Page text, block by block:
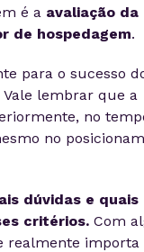
é a avaliação da
de hospedagem.
para o sucesso
Vale lembrar que a
no
no
dúvidas e quais
critérios. Com
realmente importa